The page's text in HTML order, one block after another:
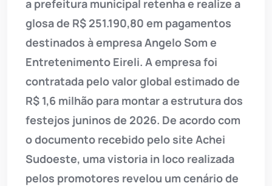
a prefeitura municipal retenha e realize a
glosa de R$ 251.190,80 em pagamentos
destinados à empresa Angelo Som e
Entretenimento Eireli. A empresa foi
contratada pelo valor global estimado de
R$ 1,6 milhão para montar a estrutura dos
festejos juninos de 2026. De acordo com
o documento recebido pelo site Achei
Sudoeste, uma vistoria in loco realizada
pelos promotores revelou um cenário de